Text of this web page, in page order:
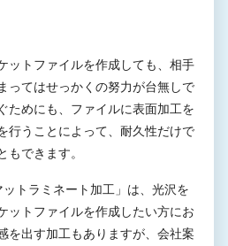
ットファイルを作成しても、相手
ってはせっかくの努力が台無しで
ためにも、ファイルに表面加工を
行うことによって、耐久性だけで
もできます。
トラミネート加工」は、光沢を
ットファイルを作成したい方にお
を出す加工もありますが、会社案